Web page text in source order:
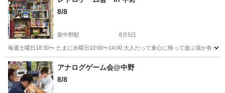
8/8
新中野駅 8月5日
毎週土曜日18:30〜 たまに水曜日10:00〜14:00 大人だって童心に帰って遊ぶ場が有っ
東京 中野区 新中野駅 地域/お祭り
アナログゲーム会@中野
8/8